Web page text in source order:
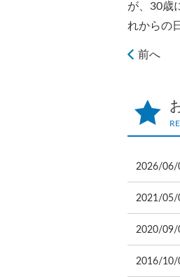
が、30歳
れからの
前へ
2026/06/
2021/05/
2020/09/
2016/10/